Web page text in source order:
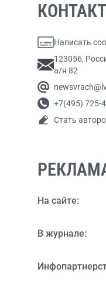
Написать
123056,
а/я 82
+7(495) 725-
Стать
На сайте:
В журнале: